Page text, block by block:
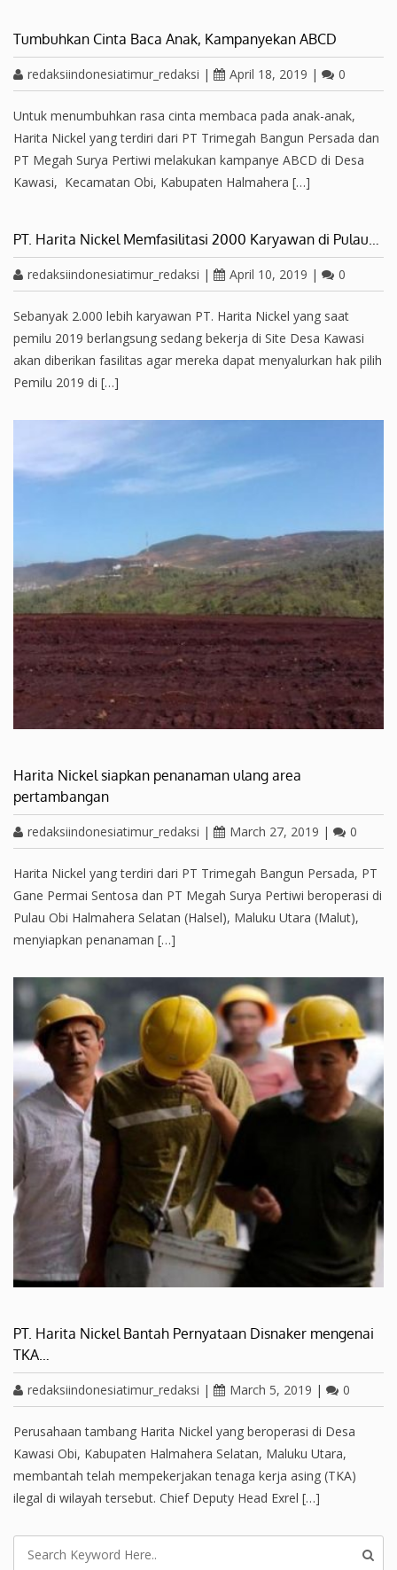
Tumbuhkan Cinta Baca Anak, Kampanyekan ABCD
redaksiindonesiatimur_redaksi | April 18, 2019 | 0
Untuk menumbuhkan rasa cinta membaca pada anak-anak,
Harita Nickel yang terdiri dari PT Trimegah Bangun Persada dan
PT Megah Surya Pertiwi melakukan kampanye ABCD di Desa
Kawasi, Kecamatan Obi, Kabupaten Halmahera […]
PT. Harita Nickel Memfasilitasi 2000 Karyawan di Pulau…
redaksiindonesiatimur_redaksi | April 10, 2019 | 0
Sebanyak 2.000 lebih karyawan PT. Harita Nickel yang saat
pemilu 2019 berlangsung sedang bekerja di Site Desa Kawasi
akan diberikan fasilitas agar mereka dapat menyalurkan hak pilih
Pemilu 2019 di […]
Harita Nickel siapkan penanaman ulang area
pertambangan
redaksiindonesiatimur_redaksi | March 27, 2019 | 0
Harita Nickel yang terdiri dari PT Trimegah Bangun Persada, PT
Gane Permai Sentosa dan PT Megah Surya Pertiwi beroperasi di
Pulau Obi Halmahera Selatan (Halsel), Maluku Utara (Malut),
menyiapkan penanaman […]
PT. Harita Nickel Bantah Pernyataan Disnaker mengenai
TKA…
redaksiindonesiatimur_redaksi | March 5, 2019 | 0
Perusahaan tambang Harita Nickel yang beroperasi di Desa
Kawasi Obi, Kabupaten Halmahera Selatan, Maluku Utara,
membantah telah mempekerjakan tenaga kerja asing (TKA)
ilegal di wilayah tersebut. Chief Deputy Head Exrel […]